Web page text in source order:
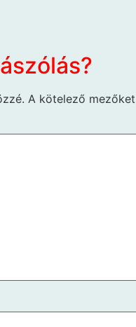
A kötelező mezőket